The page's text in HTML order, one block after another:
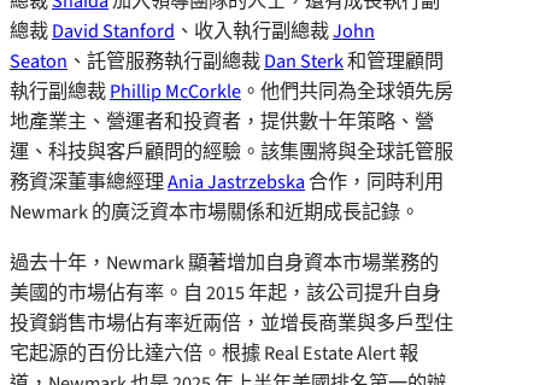
總裁David Stanford 、收入執行副總裁John
Seaton 、託管服務執行副總裁Dan Sterk和管理顧問
執行副總裁Phillip McCorkle 。他們共同為全球領先房
地產業主、營運者和投資者，提供數十年策略、營
運、科技與客戶顧問的經驗。該集團將與全球託管服
務資深董事總經理Ania Jastrzebska合作，同時利用
Newmark 的廣泛資本市場關係和近期成長記錄。
過去十年，Newmark 顯著增加自身資本市場業務的
美國的市場佔有率。自 2015 年起，該公司提升自身
投資銷售市場佔有率近兩倍，並增長商業與多戶型住
宅起源的百份比達六倍。根據 Real Estate Alert 報